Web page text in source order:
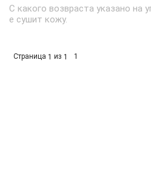
С какого возвраста указано на
е сушит кожу.
Страница 1 из 1 1